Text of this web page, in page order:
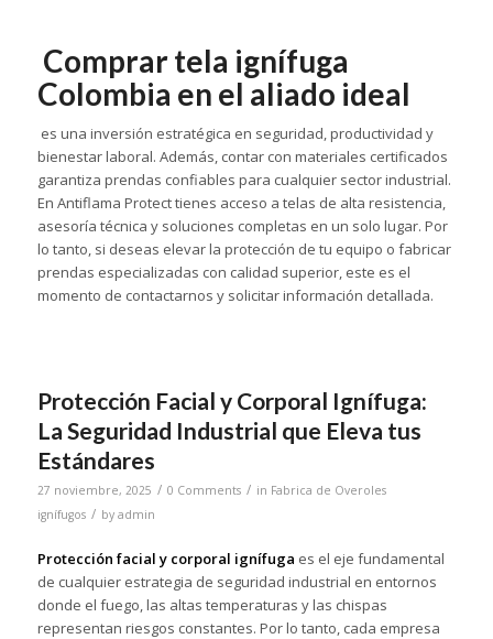
Comprar tela ignífuga
Colombia en el aliado ideal
es una inversión estratégica en seguridad, productividad y
bienestar laboral. Además, contar con materiales certificados
garantiza prendas confiables para cualquier sector industrial.
En Antiflama Protect tienes acceso a telas de alta resistencia,
asesoría técnica y soluciones completas en un solo lugar. Por
lo tanto, si deseas elevar la protección de tu equipo o fabricar
prendas especializadas con calidad superior, este es el
momento de contactarnos y solicitar información detallada.
Protección Facial y Corporal Ignífuga:
La Seguridad Industrial que Eleva tus
Estándares
27 noviembre, 2025 / 0 Comments / in Fabrica de Overoles
ignífugos / by admin
Protección facial y corporal ignífuga es el eje fundamental
de cualquier estrategia de seguridad industrial en entornos
donde el fuego, las altas temperaturas y las chispas
representan riesgos constantes. Por lo tanto, cada empresa